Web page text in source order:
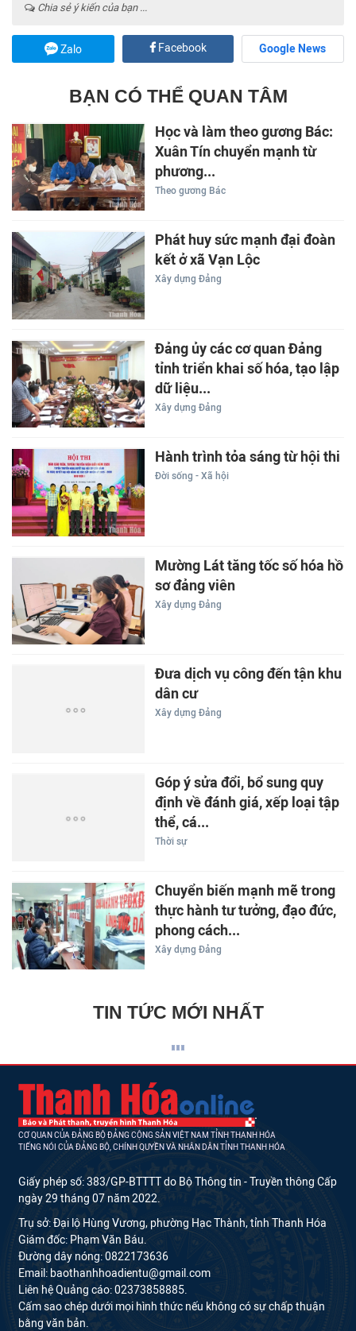
Chia sẻ ý kiến của bạn ...
Zalo Facebook Google News
BẠN CÓ THỂ QUAN TÂM
Học và làm theo gương Bác:
Xuân Tín chuyển mạnh từ
phương...
Theo gương Bác
Phát huy sức mạnh đại đoàn
kết ở xã Vạn Lộc
Xây dựng Đảng
Đảng ủy các cơ quan Đảng
tỉnh triển khai số hóa, tạo lập
dữ liệu...
Xây dựng Đảng
Hành trình tỏa sáng từ hội thi
Đời sống - Xã hội
Mường Lát tăng tốc số hóa hồ
sơ đảng viên
Xây dựng Đảng
Đưa dịch vụ công đến tận khu
dân cư
Xây dựng Đảng
Góp ý sửa đổi, bổ sung quy
định về đánh giá, xếp loại tập
thể, cá...
Thời sự
Chuyển biến mạnh mẽ trong
thực hành tư tưởng, đạo đức,
phong cách...
Xây dựng Đảng
TIN TỨC MỚI NHẤT
CƠ QUAN CỦA ĐẢNG BỘ ĐẢNG CỘNG SẢN VIỆT NAM TỈNH THANH HÓA
TIẾNG NÓI CỦA ĐẢNG BỘ, CHÍNH QUYỀN VÀ NHÂN DÂN TỈNH THANH HÓA
Giấy phép số: 383/GP-BTTTT do Bộ Thông tin - Truyền thông Cấp
ngày 29 tháng 07 năm 2022.
Trụ sở: Đại lộ Hùng Vương, phường Hạc Thành, tỉnh Thanh Hóa
Giám đốc: Phạm Văn Báu.
Đường dây nóng: 0822173636
Email: baothanhhoadientu@gmail.com
Liên hệ Quảng cáo: 02373858885.
Cấm sao chép dưới mọi hình thức nếu không có sự chấp thuận
bằng văn bản.